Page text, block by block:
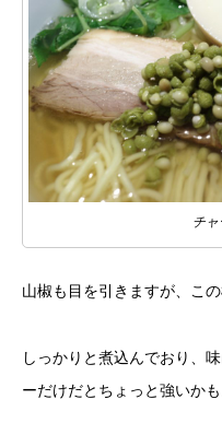
チ
山椒も目を引きますが、こ
しっかりと煮込んでおり、
ーだけだとちょっと強いかも